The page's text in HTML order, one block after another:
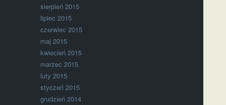
sierpień 2015
lipiec 2015
czerwiec 2015
maj 2015
kwiecień 2015
marzec 2015
luty 2015
styczeń 2015
grudzień 2014